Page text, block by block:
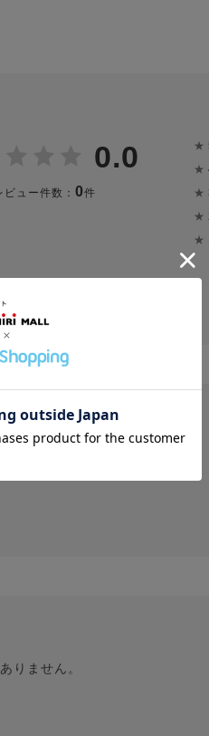
0.0
ビュー件数： 0件
★
★
★
★
★
りません。
りません。
りません。